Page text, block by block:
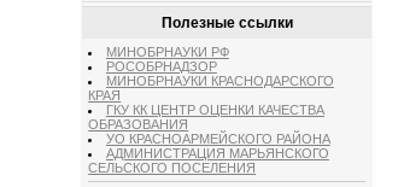
Полезные ссылки
МИНОБРНАУКИ РФ
РОСОБРНАДЗОР
МИНОБРНАУКИ КРАСНОДАРСКОГО
КРАЯ
ГКУ КК ЦЕНТР ОЦЕНКИ КАЧЕСТВА
ОБРАЗОВАНИЯ
УО КРАСНОАРМЕЙСКОГО РАЙОНА
АДМИНИСТРАЦИЯ МАРЬЯНСКОГО
СЕЛЬСКОГО ПОСЕЛЕНИЯ